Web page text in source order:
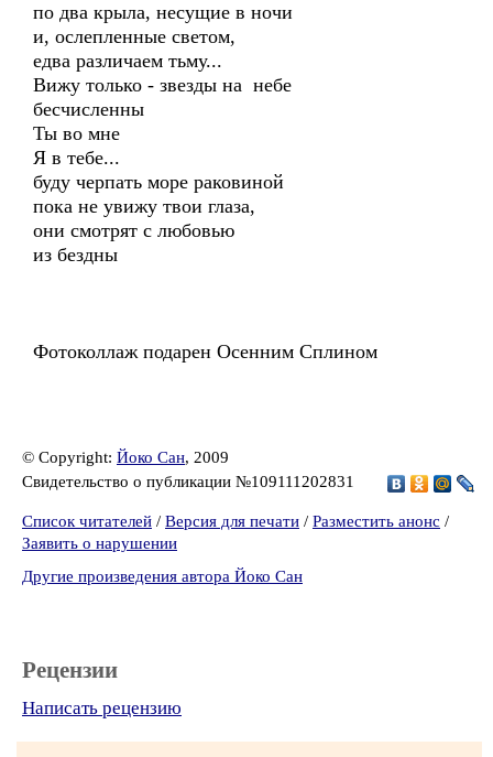
по два крыла, несущие в ночи
и, ослепленные светом,
едва различаем тьму...
Вижу только - звезды на небе
бесчисленны
Ты во мне
Я в тебе...
буду черпать море раковиной
пока не увижу твои глаза,
они смотрят с любовью
из бездны
Фотоколлаж подарен Осенним Сплином
© Copyright: Йоко Сан, 2009
Свидетельство о публикации №109111202831
Список читателей / Версия для печати / Разместить анонс /
Заявить о нарушении
Другие произведения автора Йоко Сан
Рецензии
Написать рецензию